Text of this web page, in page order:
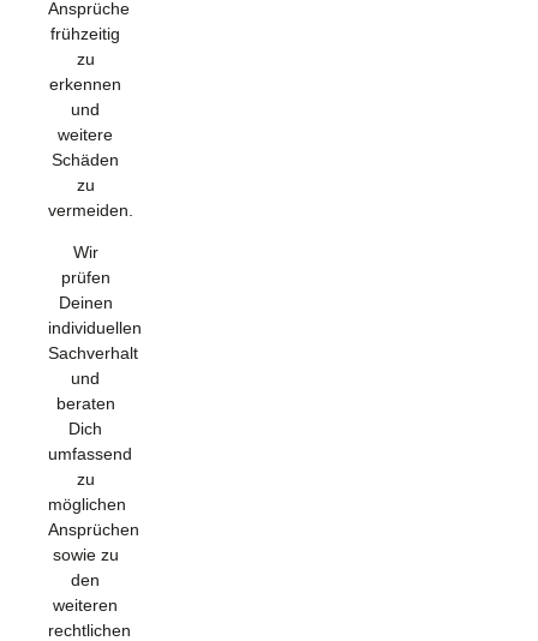
Ansprüche
frühzeitig
zu
erkennen
und
weitere
Schäden
zu
vermeiden.
Wir
prüfen
Deinen
individuellen
Sachverhalt
und
beraten
Dich
umfassend
zu
möglichen
Ansprüchen
sowie zu
den
weiteren
rechtlichen